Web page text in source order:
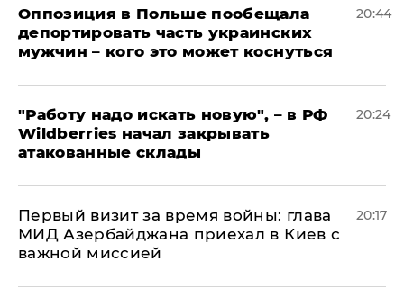
Оппозиция в Польше пообещала
депортировать часть украинских
мужчин – кого это может коснуться
20:44
"Работу надо искать новую", – в РФ
Wildberries начал закрывать
атакованные склады
20:24
Первый визит за время войны: глава
МИД Азербайджана приехал в Киев с
важной миссией
20:17